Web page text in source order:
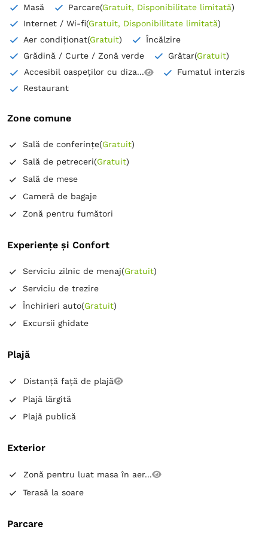
Masă Parcare(Gratuit, Disponibilitate limitată)
Internet / Wi-fi(Gratuit, Disponibilitate limitată)
Aer condiționat(Gratuit)
Încălzire
Grădină / Curte / Zonă verde
Grătar(Gratuit)
Accesibil oaspeților cu diza...
Fumatul interzis
Restaurant
Zone comune
Sală de conferințe(Gratuit)
Sală de petreceri(Gratuit)
Sală de mese
Cameră de bagaje
Zonă pentru fumători
Experiențe și Confort
Serviciu zilnic de menaj(Gratuit)
Serviciu de trezire
Închirieri auto(Gratuit)
Excursii ghidate
Plajă
Distanță față de plajă
Plajă lărgită
Plajă publică
Exterior
Zonă pentru luat masa în aer...
Terasă la soare
Parcare